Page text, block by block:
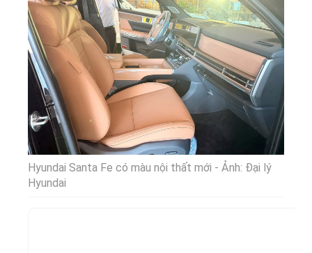
Hyundai Santa Fe có màu nội thất mới - Ảnh: Đại lý
Hyundai